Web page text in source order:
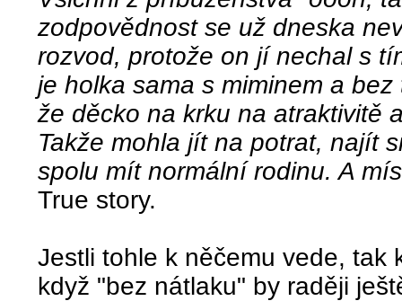
zodpovědnost se už dneska
rozvod, protože on jí nechal s
je holka sama s miminem a
že děcko na krku na atraktivitě
Takže mohla jít na potrat, najít
spolu mít normální rodinu. A
True story.
Jestli tohle k něčemu vede, tak
když "bez nátlaku" by raději